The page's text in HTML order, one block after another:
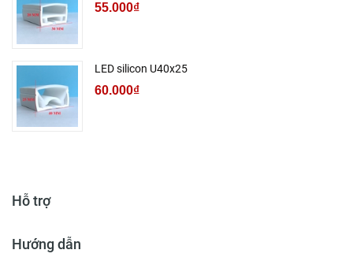
55.000₫
LED silicon U40x25
60.000₫
Hỗ trợ
Hướng dẫn